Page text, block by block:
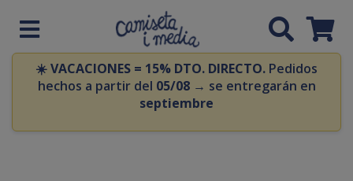
☀️VACACIONES = 15% DTO. DIRECTO. Pedidos
hechos a partir del 05/08→ se entregarán en
septiembre